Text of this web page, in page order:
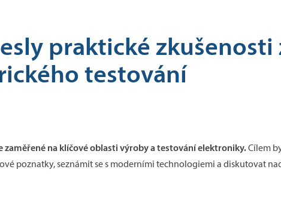
praktické zkušenosti
testování
zaměřené na klíčové oblasti výroby a testování elektroniky.Cílem
poznatky, seznámit se s moderními technologiemi a diskutovat